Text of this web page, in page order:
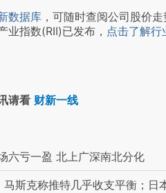
数据库 ，可随时查阅公司股价
指数(RII)已发布， 点击了解行
请看 财新一线
六亏一盈 北上广深南北分化
斯克称推特几乎收支平衡；